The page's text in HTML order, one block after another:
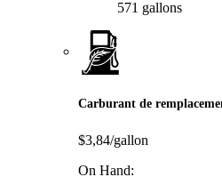
571 gallons
Carburant de
$3,84/gallon
On Hand: